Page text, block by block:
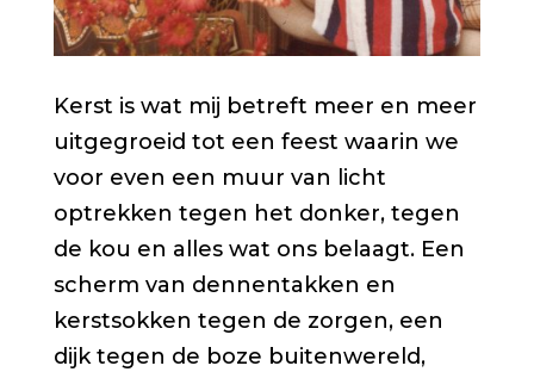
Kerst is wat mij betreft meer en meer
uitgegroeid tot een feest waarin we
voor even een muur van licht
optrekken tegen het donker, tegen
de kou en alles wat ons belaagt. Een
scherm van dennentakken en
kerstsokken tegen de zorgen, een
dijk tegen de boze buitenwereld,